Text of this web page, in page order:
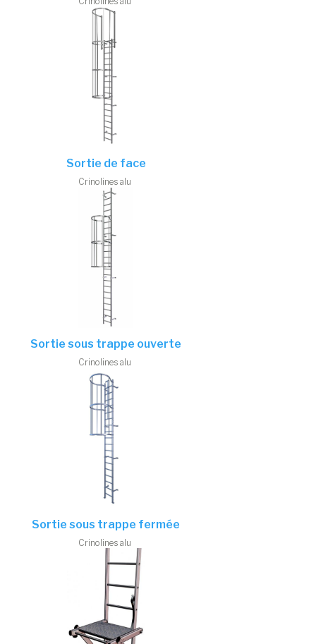
Sortie de face
Crinolines alu
Sortie sous trappe ouverte
Crinolines alu
Sortie sous trappe fermée
Crinolines alu